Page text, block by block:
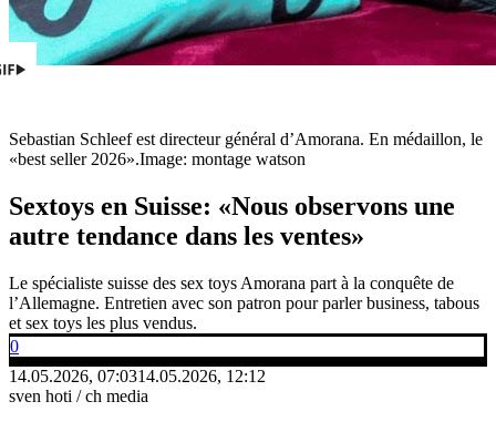
Sebastian Schleef est directeur général d’Amorana. En médaillon, le
«best seller 2026».Image: montage watson
Sextoys en Suisse: «Nous observons une
autre tendance dans les ventes»
Le spécialiste suisse des sex toys Amorana part à la conquête de
l’Allemagne. Entretien avec son patron pour parler business, tabous
et sex toys les plus vendus.
0
14.05.2026, 07:0314.05.2026, 12:12
sven hoti / ch media